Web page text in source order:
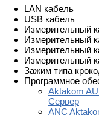
LAN кабель
USB кабель
Измерительный
Измерительный
Измерительный
Измерительный
Зажим типа
Программное
Aktakom
Сервер
ANC